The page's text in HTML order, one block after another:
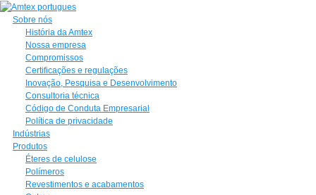
Sobre nós
História da Amtex
Nossa empresa
Compromissos
Certificações e regulações
Inovação, Pesquisa e Desenvolvimento
Consultoria técnica
Código de Conduta Empresarial
Política de privacidade
Indústrias
Produtos
Éteres de celulose
Polímeros
Revestimentos e acabamentos